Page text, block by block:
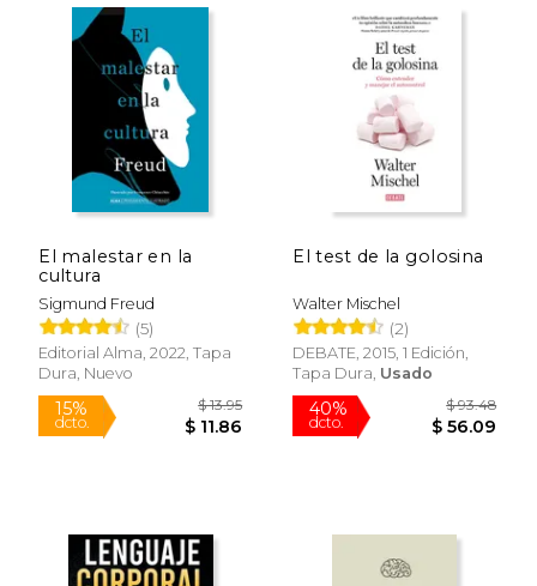
El malestar en la
cultura
Sigmund Freud
(5)
Editorial Alma, 2022, Tapa
Dura, Nuevo
15%
dcto.
El test de la golosina
Walter Mischel
(2)
DEBATE, 2015, 1 Edición,
Tapa Dura, Usado
40%
dcto.